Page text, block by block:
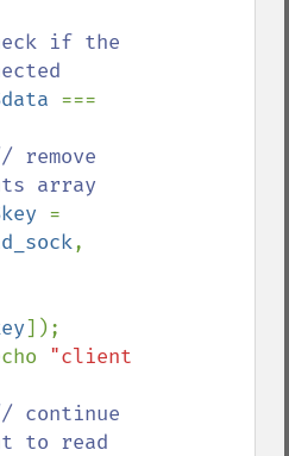
if the
remove
array
]);
echo
"client
continue
to read